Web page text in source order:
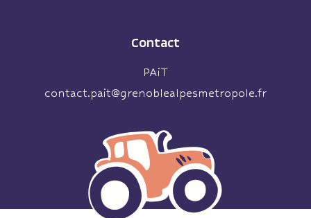
Contact
PAiT
contact.pait@grenoblealpesmetropole.fr